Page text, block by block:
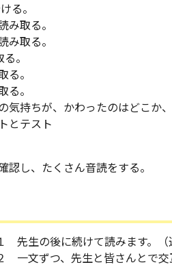
。
取る。
取る。
。
る。
る。
持ちが、かわったのはどこか、
とテスト
し、たくさん音読をする。
先生の後に続けて読みます。（
一文ずつ、先生と皆さんとで交